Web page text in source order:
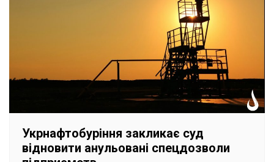
Укрнафтобуріння закликає суд
відновити анульовані спецдозволи